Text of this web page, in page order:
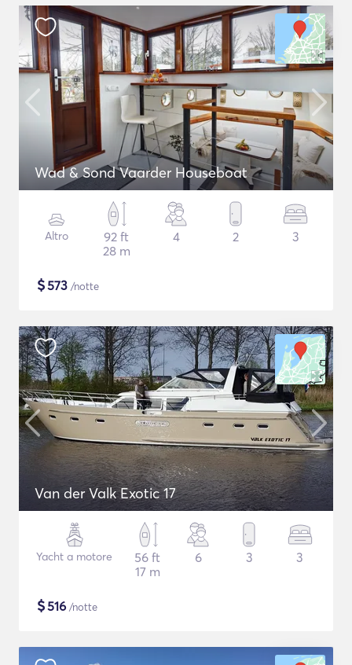
Wad & Sond Vaarder Houseboat
Altro
92 ft
28 m
4 2 3
$573 /notte
Van der Valk Exotic 17
Yacht a motore
56 ft
17 m
6 3 3
$516 /notte